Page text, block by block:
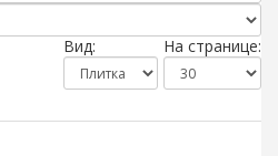
На странице:
Вид: